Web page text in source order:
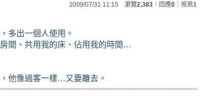
2009/07/31 11:15 瀏覽2,383 ｜回應0 推薦1
多出一個人使用。
間、共用我的床、佔用我的時間…
他像過客一樣…又要離去。